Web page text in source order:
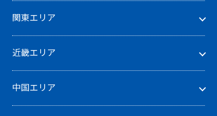
関東エリア
近畿エリア
中国エリア